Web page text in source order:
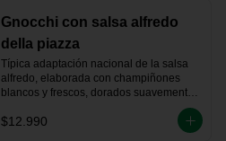
Gnocchi con salsa alfredo
della piazza
Típica adaptación nacional de la salsa
alfredo, elaborada con champiñones
blancos y frescos, dorados suavemente
artesanalmente, vino blanco y crema de
$12.990